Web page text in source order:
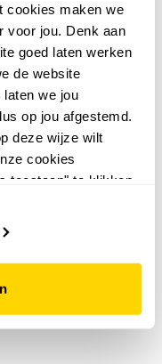
cookies maken we
voor jou. Denk aan
goed laten werken
de website
we jou
op jou afgestemd.
deze wijze wilt
cookies
toestaan" te klikken.